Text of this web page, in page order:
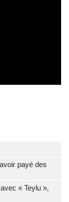
payé des
« Teylu »,